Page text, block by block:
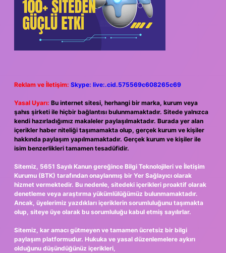
Reklam ve İletişim: Skype: live:.cid.575569c608265c69
Yasal Uyarı: Bu internet sitesi, herhangi bir marka, kurum veya
şahıs şirketi ile hiçbir bağlantısı bulunmamaktadır. Sitede yalnızca
kendi hazırladığımız makaleler paylaşılmaktadır. Burada yer alan
içerikler haber niteliği taşımamakta olup, gerçek kurum ve kişiler
hakkında paylaşım yapılmamaktadır. Gerçek kurum ve kişiler ile
isim benzerlikleri tamamen tesadüfidir.
Sitemiz, 5651 Sayılı Kanun gereğince Bilgi Teknolojileri ve İletişim
Kurumu (BTK) tarafından onaylanmış bir Yer Sağlayıcı olarak
hizmet vermektedir. Bu nedenle, sitedeki içerikleri proaktif olarak
denetleme veya araştırma yükümlülüğümüz bulunmamaktadır.
Ancak, üyelerimiz yazdıkları içeriklerin sorumluluğunu taşımakta
olup, siteye üye olarak bu sorumluluğu kabul etmiş sayılırlar.
Sitemiz, kar amacı gütmeyen ve tamamen ücretsiz bir bilgi
paylaşım platformudur. Hukuka ve yasal düzenlemelere aykırı
olduğunu düşündüğünüz içerikleri,